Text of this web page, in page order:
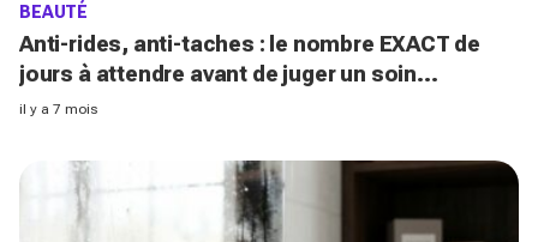
BEAUTÉ
Anti-rides, anti-taches : le nombre EXACT de
jours à attendre avant de juger un soin
inefficace
il y a 7 mois